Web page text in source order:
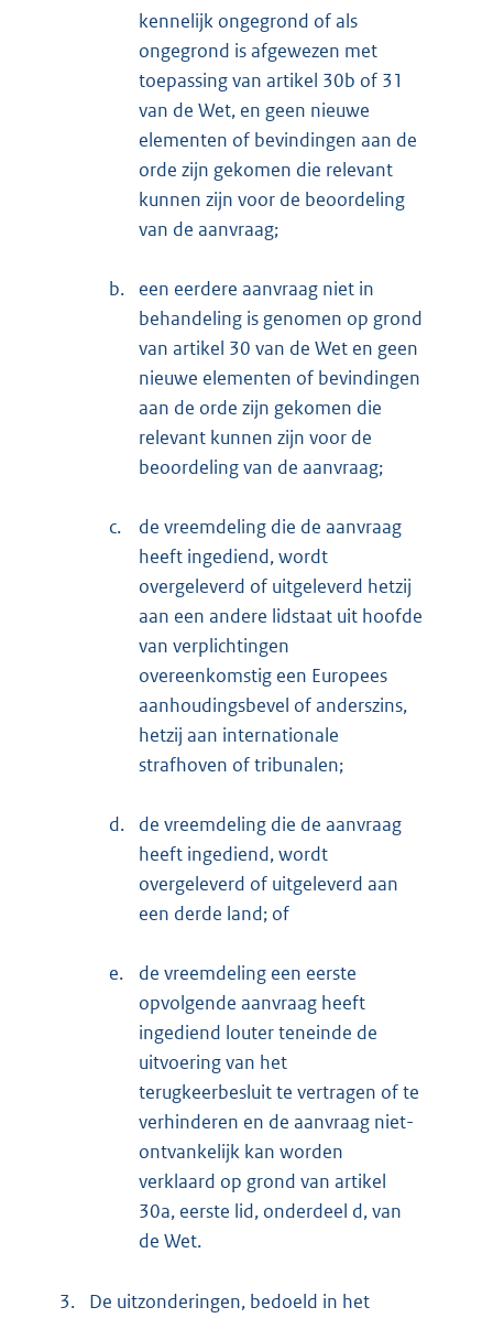
kennelijk ongegrond of als
ongegrond is afgewezen met
toepassing van artikel 30b of 31
van de Wet, en geen nieuwe
elementen of bevindingen aan de
orde zijn gekomen die relevant
kunnen zijn voor de beoordeling
van de aanvraag;
b.
een eerdere aanvraag niet in
behandeling is genomen op grond
van artikel 30 van de Wet en geen
nieuwe elementen of bevindingen
aan de orde zijn gekomen die
relevant kunnen zijn voor de
beoordeling van de aanvraag;
c.
de vreemdeling die de aanvraag
heeft ingediend, wordt
overgeleverd of uitgeleverd hetzij
aan een andere lidstaat uit hoofde
van verplichtingen
overeenkomstig een Europees
aanhoudingsbevel of anderszins,
hetzij aan internationale
strafhoven of tribunalen;
d.
de vreemdeling die de aanvraag
heeft ingediend, wordt
overgeleverd of uitgeleverd aan
een derde land; of
e.
de vreemdeling een eerste
opvolgende aanvraag heeft
ingediend louter teneinde de
uitvoering van het
terugkeerbesluit te vertragen of te
verhinderen en de aanvraag niet-
ontvankelijk kan worden
verklaard op grond van artikel
30a, eerste lid, onderdeel d, van
de Wet.
3.
De uitzonderingen, bedoeld in het